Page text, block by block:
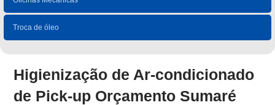
Troca de óleo
Higienização de Ar-condicionado
de Pick-up Orçamento Sumaré